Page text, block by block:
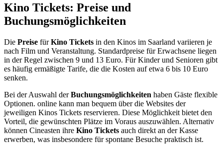
Kino Tickets: Preise und
Buchungsmöglichkeiten
Die Preise fürKino Tickets in den Kinos im Saarland variieren je
nach Film und Veranstaltung. Standardpreise für Erwachsene liegen
in der Regel zwischen 9 und 13 Euro. Für Kinder und Senioren gibt
es häufig ermäßigte Tarife, die die Kosten auf etwa 6 bis 10 Euro
senken.
Bei der Auswahl derBuchungsmöglichkeiten haben Gäste flexible
Optionen. online kann man bequem über die Websites der
jeweiligen Kinos Tickets reservieren. Diese Möglichkeit bietet den
Vorteil, die gewünschten Plätze im Voraus auszuwählen. Alternativ
können Cineasten ihre Kino Tickets auch direkt an der Kasse
erwerben, was insbesondere für spontane Besuche praktisch ist.